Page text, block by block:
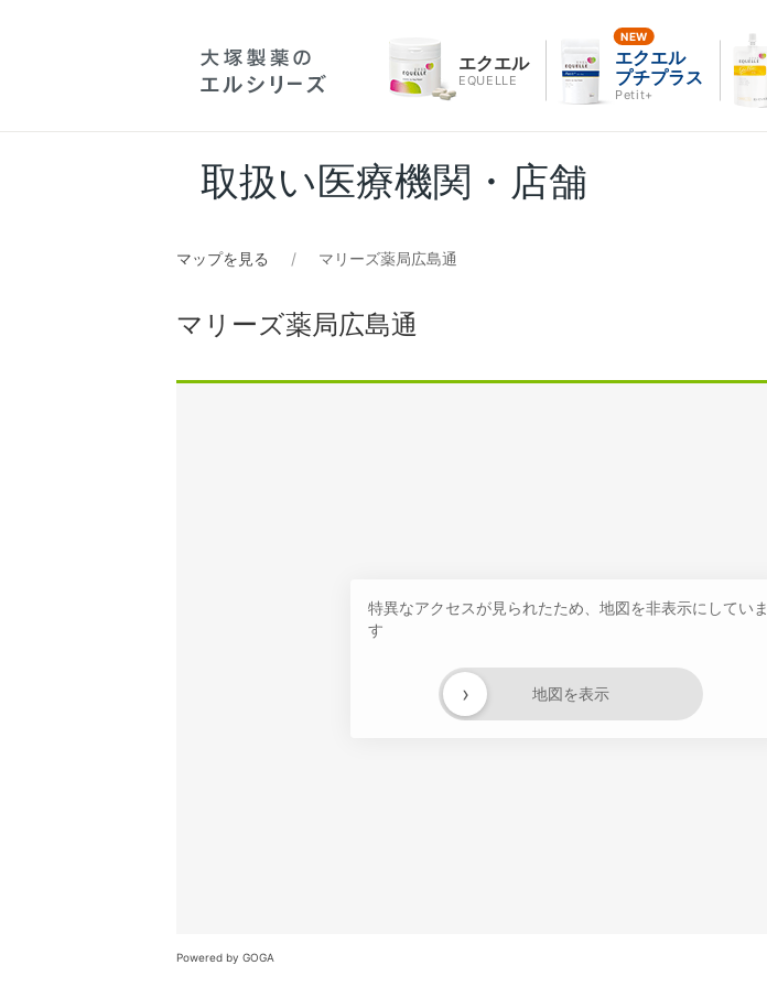
エクエル
EQUELLE
エクエル
プチプラス
Petit+
取扱い医療機関・店舗
マップを見る マリーズ薬局広島通
マリーズ薬局広島通
特異なアクセスが見られたため、地図を非表示にしていま
す
地図を表示
›
Powered by GOGA